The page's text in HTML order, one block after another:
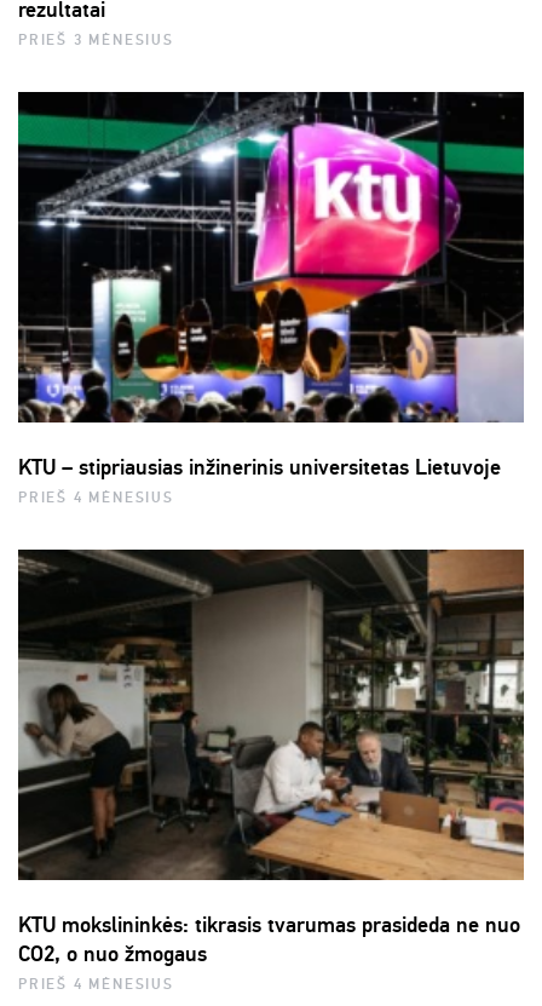
rezultatai
PRIEŠ 3 MĖNESIUS
KTU – stipriausias inžinerinis universitetas Lietuvoje
PRIEŠ 4 MĖNESIUS
KTU mokslininkės: tikrasis tvarumas prasideda ne nuo
CO2, o nuo žmogaus
PRIEŠ 4 MĖNESIUS